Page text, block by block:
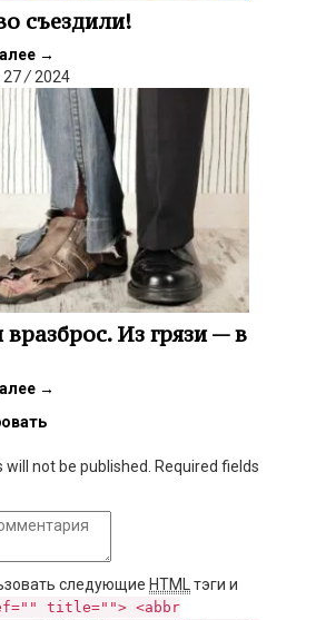
съездили!
→
27/ 2024
Из грязи — в
→
not be published. Required fields
следующие HTMLтэги и
title=""> <abbr